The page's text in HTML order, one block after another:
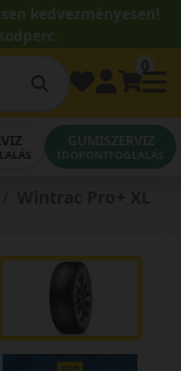
kedvezményesen!
GUMISZERVIZ
IDŐPONTFOGLALÁS